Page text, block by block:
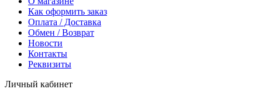
Как оформить заказ
Оплата / Доставка
Обмен / Возврат
Новости
Контакты
Реквизиты
Личный кабинет